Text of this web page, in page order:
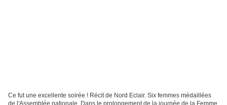
Ce fut une excellente soirée ! Récit de Nord Eclair. Six femmes médaillées
de l'Assemblée nationale. Dans le prolongement de la journée de la Femme,